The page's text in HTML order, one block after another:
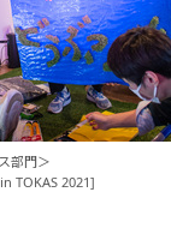
部門＞
TOKAS 2021]